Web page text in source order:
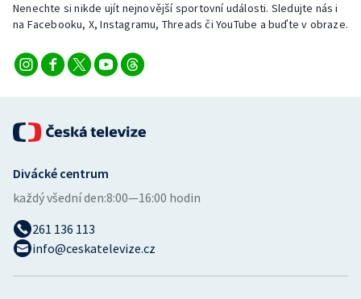
Nenechte si nikde ujít nejnovější sportovní události. Sledujte nás i
na Facebooku, X, Instagramu, Threads či YouTube a buďte v obraze.
Divácké centrum
každý všední den:8:00—16:00 hodin
261 136 113
info@ceskatelevize.cz